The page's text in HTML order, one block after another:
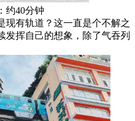
约40分钟
有轨道？这一直是个不解之
发挥自己的想象，除了气吞列